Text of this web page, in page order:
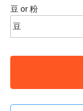
豆 or 粉